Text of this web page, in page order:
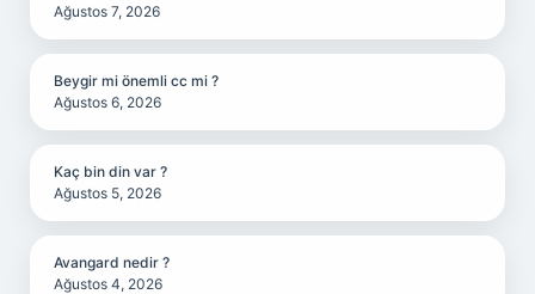
Ağustos 7, 2026
Beygir mi önemli cc mi ?
Ağustos 6, 2026
Kaç bin din var ?
Ağustos 5, 2026
Avangard nedir ?
Ağustos 4, 2026